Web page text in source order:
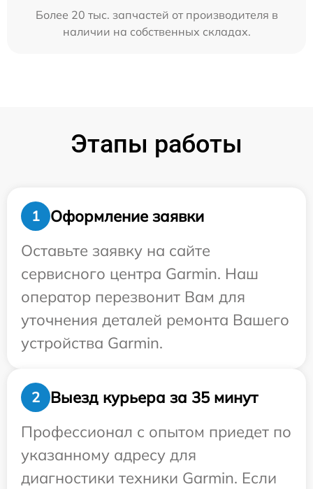
Более 20 тыс. запчастей от производителя в
наличии на собственных складах.
Этапы работы
1
Оформление заявки
Оставьте заявку на сайте
сервисного центра Garmin. Наш
оператор перезвонит Вам для
уточнения деталей ремонта Вашего
устройства Garmin.
2
Выезд курьера за 35 минут
Профессионал с опытом приедет по
указанному адресу для
диагностики техники Garmin. Если